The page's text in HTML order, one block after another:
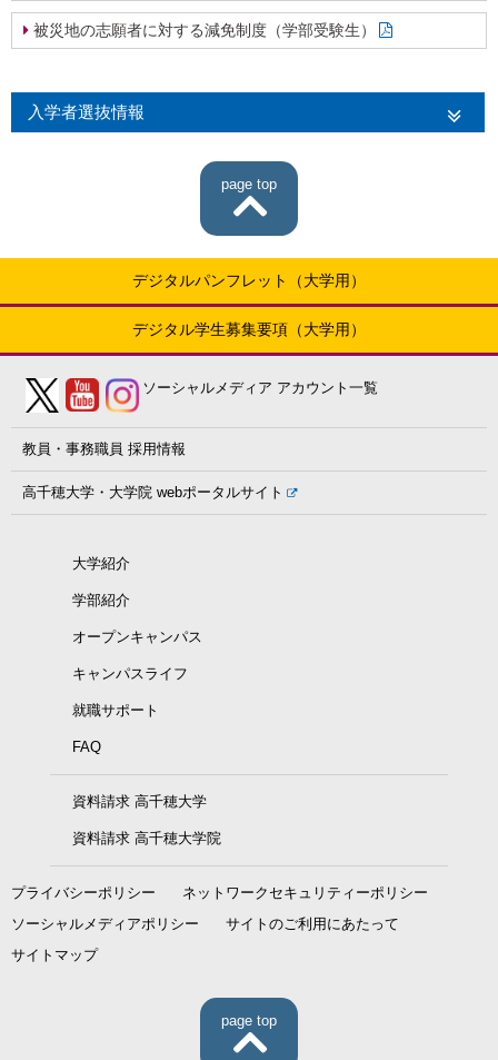
入学者選抜情報
被災地の志願者に対する減免制度（学部受験生）
page top
デジタルパンフレット（大学用）
デジタル学生募集要項（大学用）
ソーシャルメディア アカウント一覧
教員・事務職員 採用情報
高千穂大学・大学院 webポータルサイト
大学紹介
学部紹介
オープンキャンパス
キャンパスライフ
就職サポート
FAQ
資料請求 高千穂大学
資料請求 高千穂大学院
プライバシーポリシー
ネットワークセキュリティーポリシー
ソーシャルメディアポリシー
サイトのご利用にあたって
サイトマップ
page top